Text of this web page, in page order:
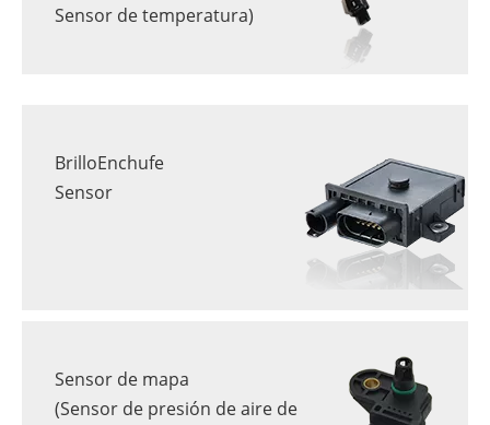
Sensor de temperatura)
BrilloEnchufe
Sensor
Sensor de mapa
(Sensor de presión de aire de